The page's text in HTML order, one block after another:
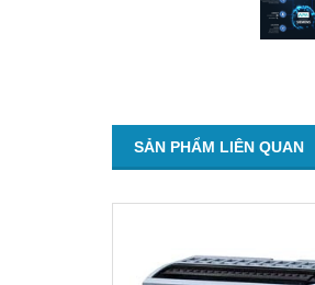
SẢN PHẨM LIÊN QUAN